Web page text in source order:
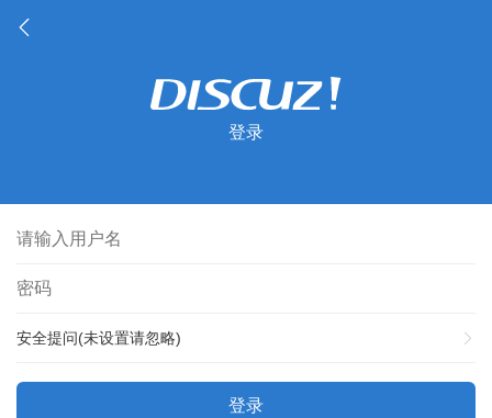
登录
安全提问(未设置请忽略)
登录